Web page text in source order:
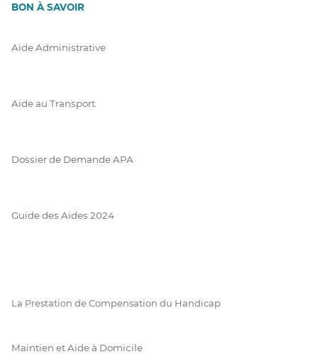
BON À SAVOIR
Aide Administrative
Aide au Transport
Dossier de Demande APA
Guide des Aides 2024
La Prestation de Compensation du Handicap
Maintien et Aide à Domicile